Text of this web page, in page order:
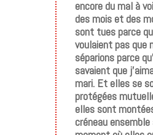
encore du mal à
des mois et des
sont tues parce
voulaient pas que
séparions parce
savaient que
mari. Et elles se
protégées
elles sont
créneau